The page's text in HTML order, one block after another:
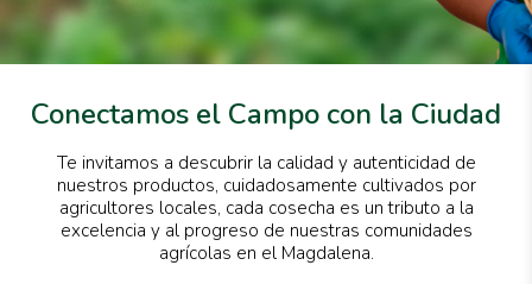
Conectamos el Campo con la Ciudad
Te invitamos a descubrir la calidad y autenticidad de
nuestros productos, cuidadosamente cultivados por
agricultores locales, cada cosecha es un tributo a la
excelencia y al progreso de nuestras comunidades
agrícolas en el Magdalena.